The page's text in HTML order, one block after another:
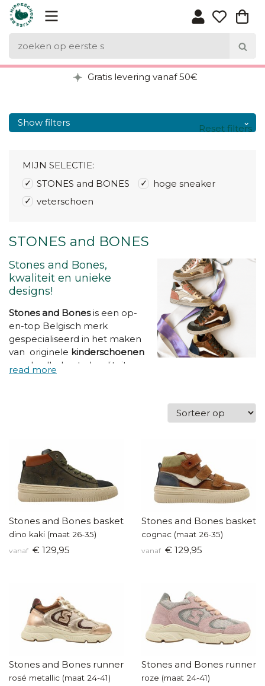
Gratis levering vanaf 50€
Show filters
STONES and BONES
Stones and Bones,
kwaliteit en unieke
designs!
Stones and Bonesis een op-
en-top Belgisch merk
gespecialiseerd in het maken
van originele kinderschoenen
van de allerbeste kwaliteit.
Hun slogan
kind vindt ze fantastisch en jij
kan ervan op aan dat de
voeten van kind de nodige
bescherming krijgen.
MIJN SELECTIE:
STONES and BONES
hoge sneaker
veterschoen
Reset filters
Stones and Bones basketters
dino kaki (maat 26-35)
vanaf € 129,95
Stones and Bones
cognac (maat 26-35)
vanaf € 129,95
Stones and Bones runners
rosé metallic (maat 24-41)
Stones and Bones runners
roze (maat 24-41)